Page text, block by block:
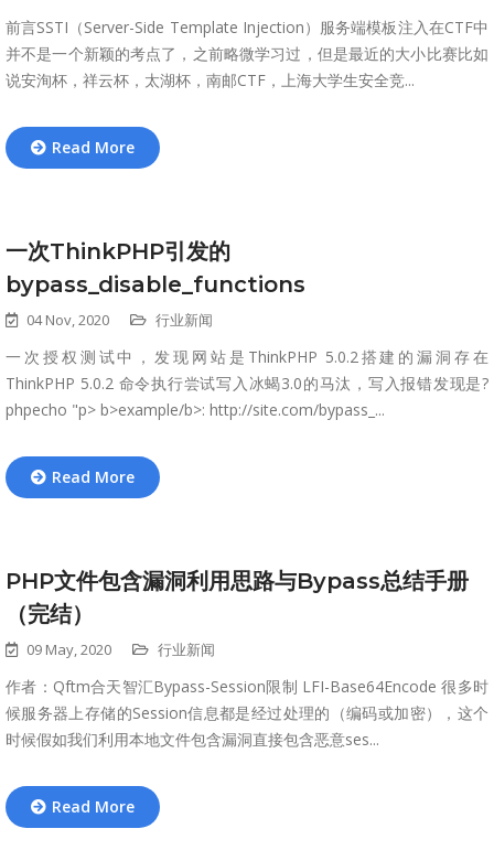
前言SSTI（Server-Side Template Injection）服务端模板注入在CTF中
并不是一个新颖的考点了，之前略微学习过，但是最近的大小比赛比如
说安洵杯，祥云杯，太湖杯，南邮CTF，上海大学生安全竞...
Read More
一次ThinkPHP引发的
bypass_disable_functions
04 Nov, 2020 行业新闻
一次授权测试中，发现网站是ThinkPHP 5.0.2搭建的漏洞存在
ThinkPHP 5.0.2 命令执行尝试写入冰蝎3.0的马汰，写入报错发现是?
phpecho "p> b>example/b>: http://site.com/bypass_...
Read More
PHP文件包含漏洞利用思路与Bypass总结手册
（完结）
09 May, 2020 行业新闻
作者：Qftm合天智汇Bypass-Session限制 LFI-Base64Encode 很多时
候服务器上存储的Session信息都是经过处理的（编码或加密），这个
时候假如我们利用本地文件包含漏洞直接包含恶意ses...
Read More